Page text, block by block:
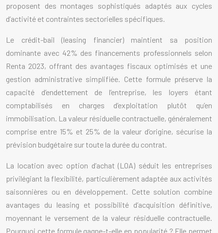
proposent des montages sophistiqués adaptés aux cycles
d’activité et contraintes sectorielles spécifiques.
Le crédit-bail (leasing financier) maintient sa position
dominante avec 42% des financements professionnels selon
Renta 2023, offrant des avantages fiscaux optimisés et une
gestion administrative simplifiée. Cette formule préserve la
capacité d’endettement de l’entreprise, les loyers étant
comptabilisés en charges d’exploitation plutôt qu’en
immobilisation. La valeur résiduelle contractuelle, généralement
comprise entre 15% et 25% de la valeur d’origine, sécurise la
prévision budgétaire sur toute la durée du contrat.
La location avec option d’achat (LOA) séduit les entreprises
privilégiant la flexibilité, particulièrement adaptée aux activités
saisonnières ou en développement. Cette solution combine
avantages du leasing et possibilité d’acquisition définitive,
moyennant le versement de la valeur résiduelle contractuelle.
Pourquoi cette formule gagne-t-elle en popularité ? Elle permet